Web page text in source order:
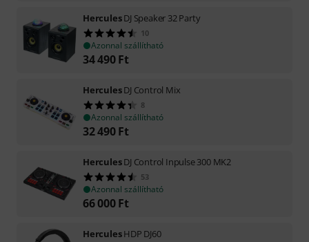
HerculesDJ Speaker 32 Party
10
Azonnal szállítható
34 490 Ft
HerculesDJ Control Mix
8
Azonnal szállítható
32 490 Ft
HerculesDJ Control Inpulse 300 MK2
53
Azonnal szállítható
66 000 Ft
HerculesHDP DJ60